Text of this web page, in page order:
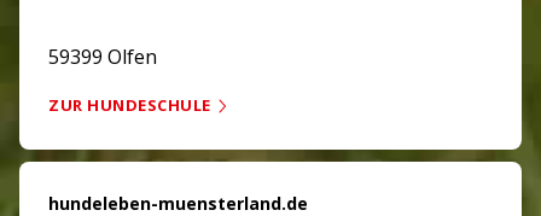
59399 Olfen
ZUR HUNDESCHULE
hundeleben-muensterland.de